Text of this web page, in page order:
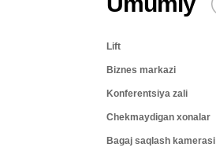
Lift
Biznes markazi
Konferentsiya zali
Chekmaydigan xonalar
Bagaj saqlash kamerasi